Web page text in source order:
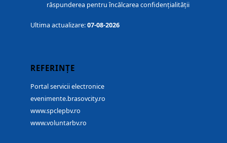
răspunderea pentru încălcarea confidențialității
Ultima actualizare:07-08-2026
REFERINȚE
Portal servicii electronice
evenimente.brasovcity.ro
www.spclepbv.ro
www.voluntarbv.ro